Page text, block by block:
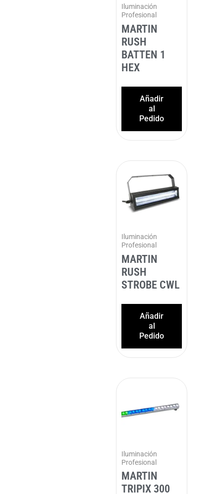
Iluminación
Profesional
MARTIN
RUSH
BATTEN 1
HEX
Añadir
al
Pedido
Iluminación
Profesional
MARTIN
RUSH
STROBE CWL
Añadir
al
Pedido
Iluminación
Profesional
MARTIN
TRIPIX 300